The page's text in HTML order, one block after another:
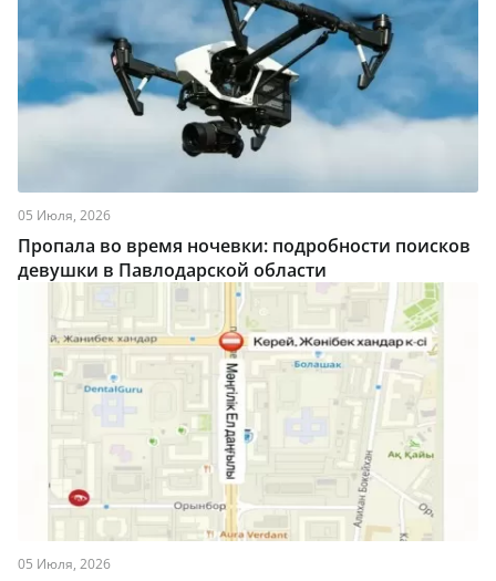
05 Июля, 2026
Пропала во время ночевки: подробности поисков
девушки в Павлодарской области
05 Июля, 2026